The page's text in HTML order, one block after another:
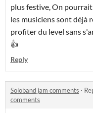
plus festive, On
les musiciens sont déjà
profiter du level sans
👍
Reply
Soloband jam comments ·
comments